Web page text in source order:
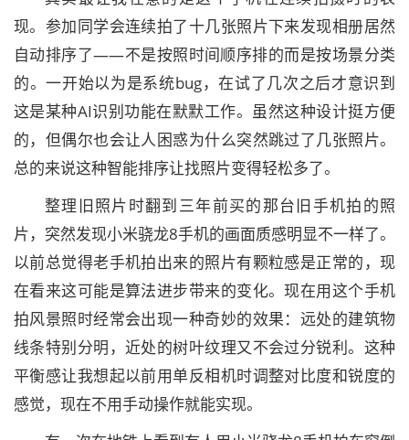
现。参加同学会连续拍了十几张照片下来发现相册居然
自动排序了——不是按照时间顺序排的而是按场景分类
的。一开始以为是系统bug，在试了几次之后才意识到
这是某种AI识别功能在默默工作。虽然这种设计挺方便
的，但偶尔也会让人困惑为什么突然跳过了几张照片。
总的来说这种智能排序让找照片变得轻松多了。
整理旧照片时翻到三年前买的那台旧手机拍的照
片，突然发现小米骁龙8手机的画面质感明显不一样了。
以前总觉得老手机拍出来的照片有颗粒感是正常的，现
在看来这可能是算法进步带来的变化。现在用这个手机
拍风景照时经常会出现一种奇妙的效果：远处的建筑物
线条特别分明，近处的树叶纹理又不会过分锐利。这种
平衡感让我想起以前用单反相机时调整对比度和锐度的
感觉，现在不用手动操作就能实现。